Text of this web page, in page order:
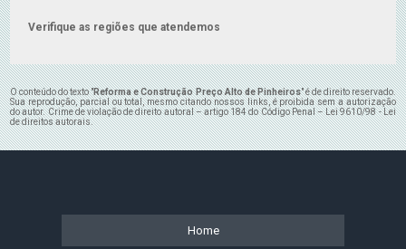
Verifique as regiões que atendemos
O conteúdo do texto "Reforma e Construção Preço Alto de Pinheiros" é de direito reservado.
Sua reprodução, parcial ou total, mesmo citando nossos links, é proibida sem a autorização
do autor. Crime de violação de direito autoral – artigo 184 do Código Penal –Lei 9610/98 - Lei
de direitos autorais.
Home